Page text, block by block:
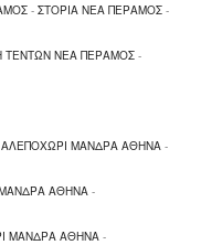
- ΣΤΟΡΙΑ ΝΕΑ ΠΕΡΑΜΟΣ -
ΤΕΝΤΩΝ ΝΕΑ ΠΕΡΑΜΟΣ -
ΑΛΕΠΟΧΩΡΙ ΜΑΝΔΡΑ ΑΘΗΝΑ -
ΑΘΗΝΑ -
ΜΑΝΔΡΑ ΑΘΗΝΑ -